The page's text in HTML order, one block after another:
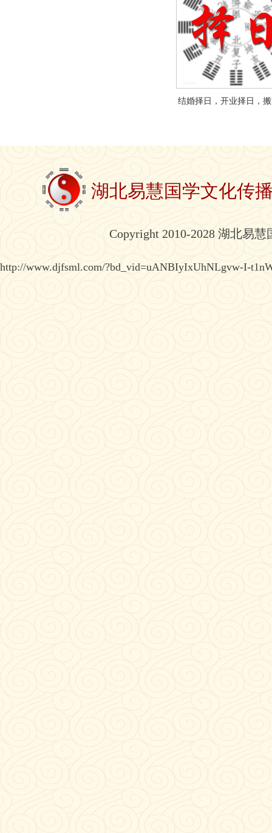
结婚择日，开业择日，
湖北易慧国学文化传
Copyright 2010-2028 湖北易
http://www.djfsml.com/?bd_vid=uANBIyIxUhNLgvw-I-